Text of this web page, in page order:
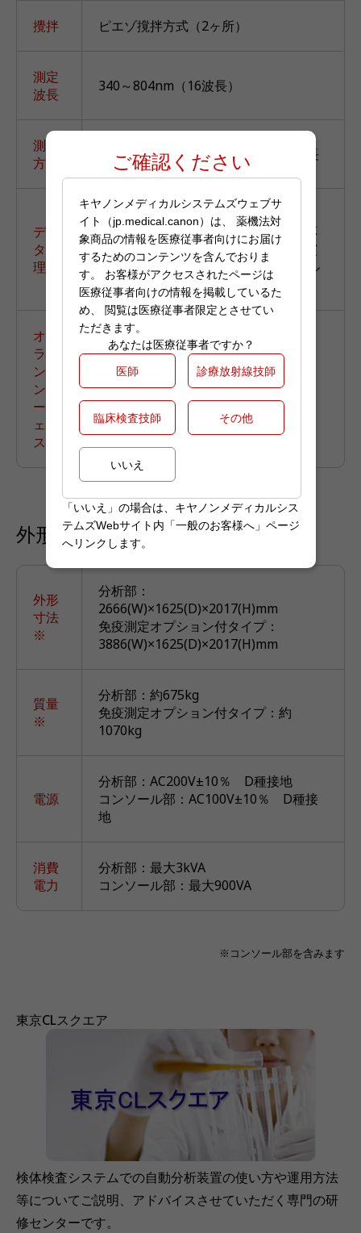
攪拌 ピエゾ撹拌方式（2ヶ所）
測定
波長
340～804nm（16波長）
測光
方式
反応管直接測光方式、1波長又は2波長
デー
タ処
理
フレックスレート、キャリーオーバ・
ペア、ボトル共有、多点検量線、反応
タイムコースモニタ、自動再検、再演
算、反応検定、X－R管理図、 リアル
タイムQC、サンプル自動希釈など
オン
ライ
ンイ
ンタ
ーフ
ェイ
ス
RS232C
外形寸法・質量
外形
寸法
※
分析部：
2666(W)×1625(D)×2017(H)mm
免疫測定オプション付タイプ：
3886(W)×1625(D)×2017(H)mm
質量
※
分析部：約675kg
免疫測定オプション付タイプ：約
1070kg
電源
分析部：AC200V±10％ D種接地
コンソール部：AC100V±10％ D種接
地
消費
電力
分析部：最大3kVA
コンソール部：最大900VA
※コンソール部を含みます
東京CLスクエア
検体検査システムでの自動分析装置の使い方や運用方法
等についてご説明、アドバイスさせていただく専門の研
修センターです。
ご確認ください
キヤノンメディカルシステムズウェブサ
イト（jp.medical.canon）は、 薬機法対
象商品の情報を医療従事者向けにお届け
するためのコンテンツを含んでおりま
す。 お客様がアクセスされたページは
医療従事者向けの情報を掲載しているた
め、 閲覧は医療従事者限定とさせてい
ただきます。
あなたは医療従事者ですか？
医師 診療放射線技師
臨床検査技師 その他
いいえ
「いいえ」の場合は、キヤノンメディカルシス
テムズWebサイト内「一般のお客様へ」ページ
へリンクします。